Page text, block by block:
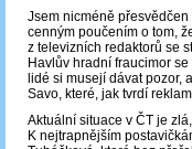
Jsem nicméně
cenným poučením o tom,
z televizních redaktorů se
Havlův hradní fraucimor
lidé si musejí dávat pozor,
Savo, které, jak tvrdí
Aktuální situace v ČT je
K nejtrapnějším